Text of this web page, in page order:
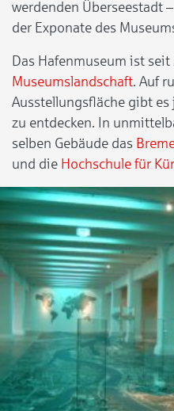
werdenden Überseestadt
der Exponate des
Das Hafenmuseum ist
Museumslandschaft. Auf
Ausstellungsfläche gibt
zu entdecken. In
selben Gebäude das
und die Hochschule für